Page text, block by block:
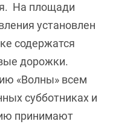
На площади
установлен
содержатся
дорожки.
«Волны» всем
субботниках и
принимают